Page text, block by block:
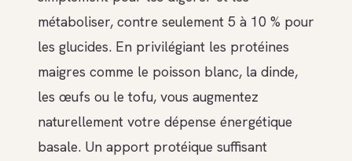
métaboliser, contre seulement 5 à 10 % pour
les glucides. En privilégiant les protéines
maigres comme le poisson blanc, la dinde,
les œufs ou le tofu, vous augmentez
naturellement votre dépense énergétique
basale. Un apport protéique suffisant